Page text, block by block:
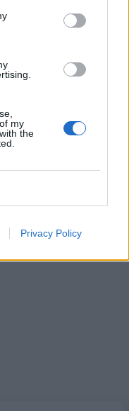
my
the
Privacy Policy
έργου φυσικής
για τον Διεθνή
Αθηνών